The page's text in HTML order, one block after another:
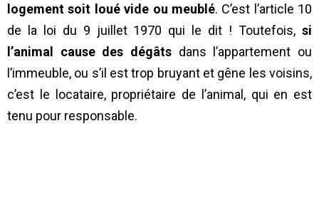
logement soit loué vide ou meublé. C’est l’article 10
de la loi du 9 juillet 1970 qui le dit ! Toutefois, si
l’animal cause des dégâts dans l’appartement ou
l’immeuble, ou s’il est trop bruyant et gêne les voisins,
c’est le locataire, propriétaire de l’animal, qui en est
tenu pour responsable.